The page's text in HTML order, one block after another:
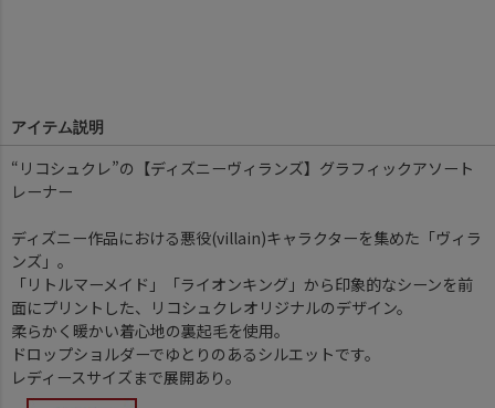
アイテム説明
“リコシュクレ”の【ディズニーヴィランズ】グラフィックアソート
レーナー
ディズニー作品における悪役(villain)キャラクターを集めた「ヴィラ
ンズ」。
「リトルマーメイド」「ライオンキング」から印象的なシーンを前
面にプリントした、リコシュクレオリジナルのデザイン。
柔らかく暖かい着心地の裏起毛を使用。
ドロップショルダーでゆとりのあるシルエットです。
レディースサイズまで展開あり。